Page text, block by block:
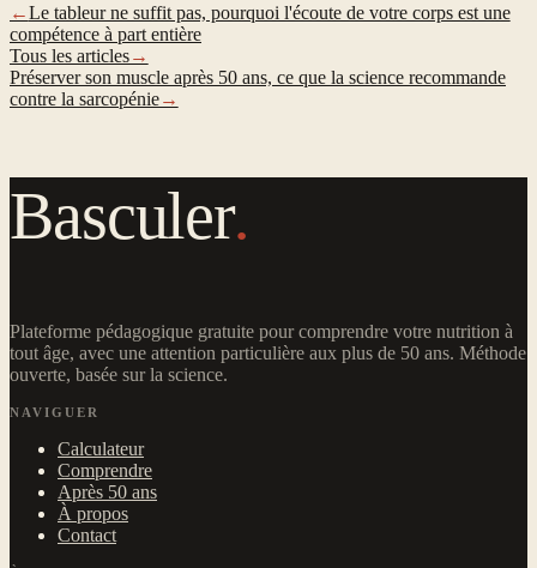
←Le tableur ne suffit pas, pourquoi l'écoute de votre corps est une
compétence à part entière
Tous les articles→
Préserver son muscle après 50 ans, ce que la science recommande
contre la sarcopénie→
Basculer.
Plateforme pédagogique gratuite pour comprendre votre nutrition à
tout âge, avec une attention particulière aux plus de 50 ans. Méthode
ouverte, basée sur la science.
NAVIGUER
Calculateur
Comprendre
Après 50 ans
À propos
Contact